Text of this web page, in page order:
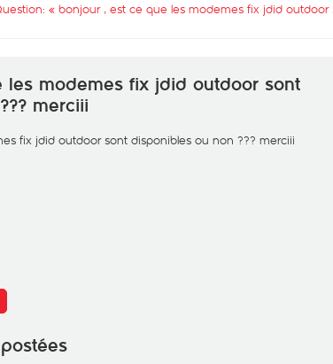
« bonjour , est ce que les modemes fix jdid
les modemes fix jdid outdoor sont
merciii
fix jdid outdoor sont disponibles ou non ??? merciii